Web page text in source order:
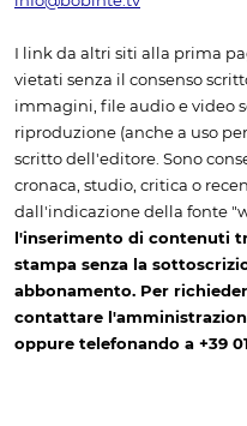
I link da altri siti alla prima
vietati senza il consenso
immagini, file audio e video
riproduzione (anche a uso
scritto dell'editore. Sono
cronaca, studio, critica o
dall'indicazione della fonte
l'inserimento di contenuti
stampa senza la
abbonamento. Per
contattare
oppure telefonando a +39